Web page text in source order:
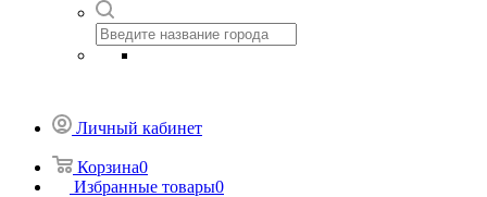
Личный кабинет
Корзина0
Избранные товары0